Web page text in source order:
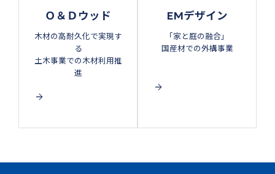
Ｏ＆Ｄウッド
木材の高耐久化で実現す
る
土木事業での木材利用推
進
arrow_forward
EMデザイン
「家と庭の融合」
国産材での外構事業
arrow_forward